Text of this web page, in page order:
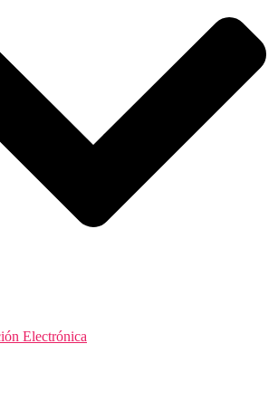
Electrónica